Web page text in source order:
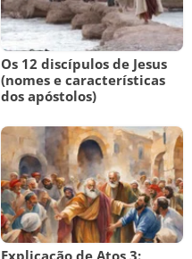
Os 12 discípulos de Jesus
(nomes e características
dos apóstolos)
Explicação de Atos 3: